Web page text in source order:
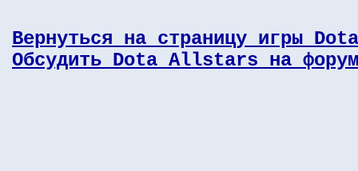
Вернуться на страницу игры
Обсудить Dota Allstars на